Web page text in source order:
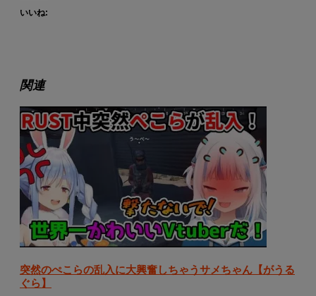
いいね:
関連
突然のぺこらの乱入に大興奮しちゃうサメちゃん【がうる
ぐら】